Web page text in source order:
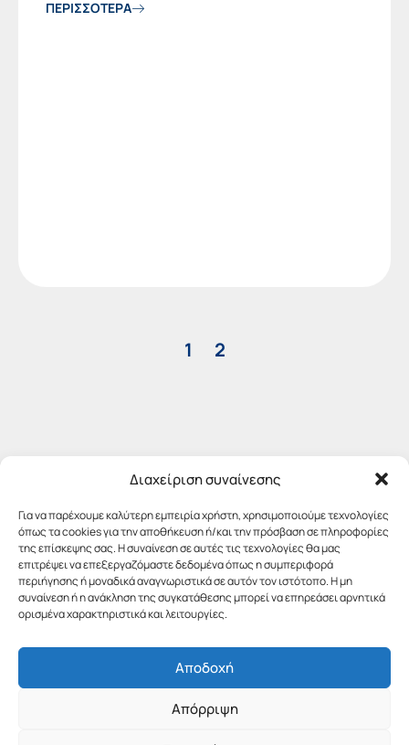
Διαχείριση συναίνεσης
Για να παρέχουμε καλύτερη εμπειρία χρήστη, χρησιμοποιούμε τεχνολογίες
όπως τα cookies για την αποθήκευση ή/και την πρόσβαση σε πληροφορίες
της επίσκεψης σας. Η συναίνεση σε αυτές τις τεχνολογίες θα μας
επιτρέψει να επεξεργαζόμαστε δεδομένα όπως η συμπεριφορά
περιήγησης ή μοναδικά αναγνωριστικά σε αυτόν τον ιστότοπο. Η μη
συναίνεση ή η ανάκληση της συγκατάθεσης μπορεί να επηρεάσει αρνητικά
ορισμένα χαρακτηριστικά και λειτουργίες.
Αποδοχή
Απόρριψη
ΠΕΡΙΣΣΟΤΕΡΑ
1 2